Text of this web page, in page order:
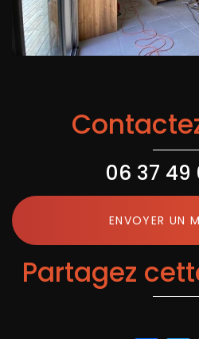
06 37 49
ENVOYER UN
Partagez